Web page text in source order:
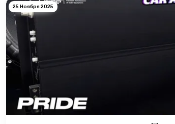
25 Ноября 2025